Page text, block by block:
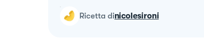
ricetta dinicolesironi